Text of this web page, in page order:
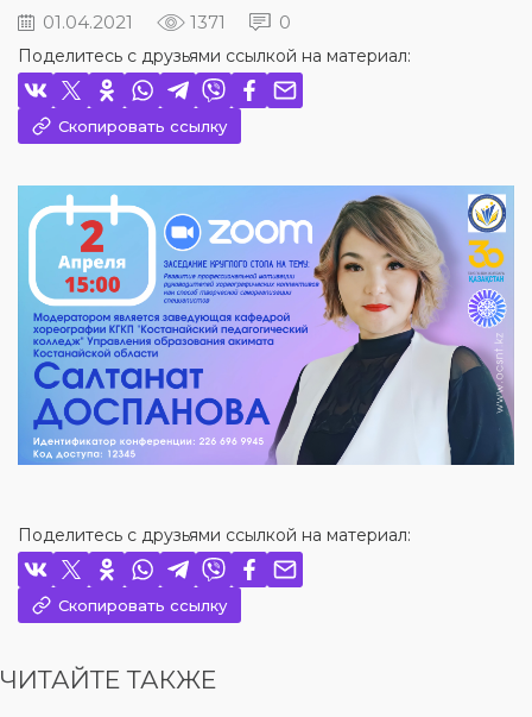
01.04.2021 1371 0
Поделитесь с друзьями ссылкой на материал:
Скопировать ссылку
Поделитесь с друзьями ссылкой на материал:
Скопировать ссылку
ЧИТАЙТЕ ТАКЖЕ